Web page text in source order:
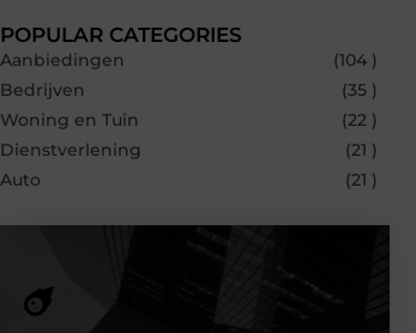
POPULAR CATEGORIES
Aanbiedingen
(104 )
Bedrijven
(35 )
Woning en Tuin
(22 )
Dienstverlening
(21 )
Auto
(21 )